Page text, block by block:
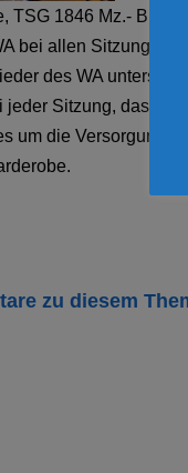
TSG 1846 Mz.-
bei allen Sitzungen
des WA
Sitzung, das ist
um die Versorgung
zu diesem